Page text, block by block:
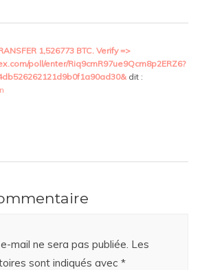
1,526773 BTC. Verify =>
poll/enter/Riq9cmR97ue9Qcm8p2ERZ6?
dit :
mail ne sera pas publiée. Les
sont indiqués avec *